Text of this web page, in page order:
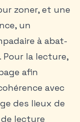
zoner, et une
un
à abat-
la lecture,
afin
avec
des lieux de
lecture